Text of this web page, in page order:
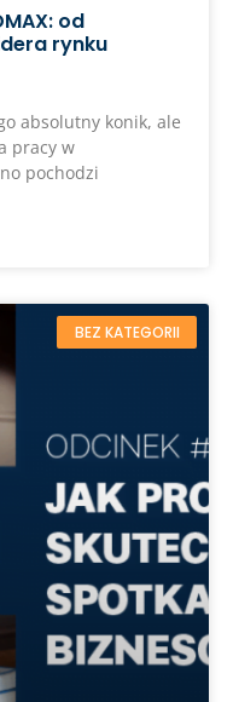
od
rynku
absolutny konik, ale
pracy w
pochodzi
BEZ KATEGORII